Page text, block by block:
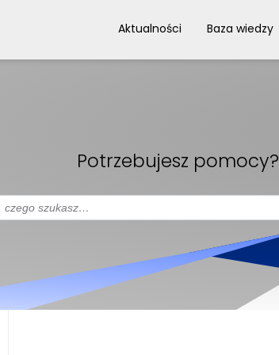
Aktualności Baza wiedzy
Potrzebujesz pomocy?